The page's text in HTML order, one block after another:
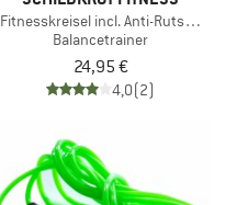
Fitnesskreisel incl. Anti-Rutsch-Pad
Balancetrainer
24,95 €
4,0(2)